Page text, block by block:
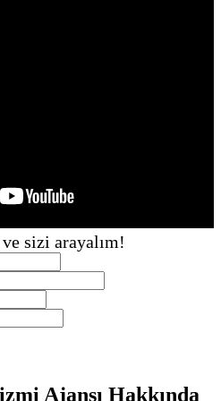
sizi arayalım!
Ajansı Hakkında